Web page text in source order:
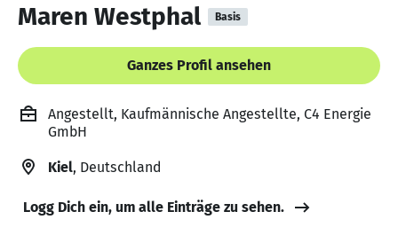
Maren Westphal Basis
Ganzes Profil ansehen
Angestellt, Kaufmännische Angestellte, C4 Energie
GmbH
Kiel, Deutschland
Logg Dich ein, um alle Einträge zu sehen.